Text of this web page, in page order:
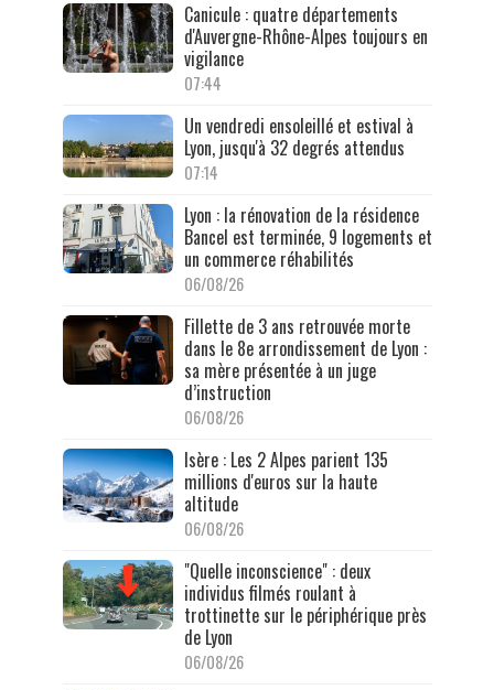
Canicule : quatre départements
d'Auvergne-Rhône-Alpes toujours en
vigilance
07:44
Un vendredi ensoleillé et estival à
Lyon, jusqu'à 32 degrés attendus
07:14
Lyon : la rénovation de la résidence
Bancel est terminée, 9 logements et
un commerce réhabilités
06/08/26
Fillette de 3 ans retrouvée morte
dans le 8e arrondissement de Lyon :
sa mère présentée à un juge
d’instruction
06/08/26
Isère : Les 2 Alpes parient 135
millions d'euros sur la haute
altitude
06/08/26
"Quelle inconscience" : deux
individus filmés roulant à
trottinette sur le périphérique près
de Lyon
06/08/26